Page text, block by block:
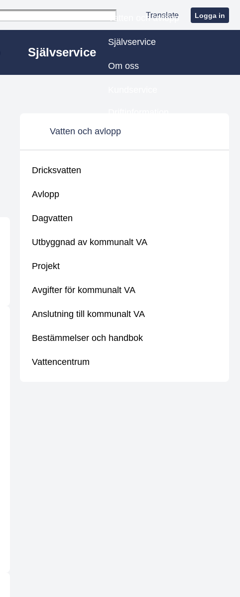
Translate Logga in
Självservice
Vatten och avlopp
Självservice
Om oss
Vatten och avlopp
Dricksvatten
Avlopp
Dagvatten
Utbyggnad av kommunalt VA
Projekt
Avgifter för kommunalt VA
Anslutning till kommunalt VA
Bestämmelser och handbok
Vattencentrum